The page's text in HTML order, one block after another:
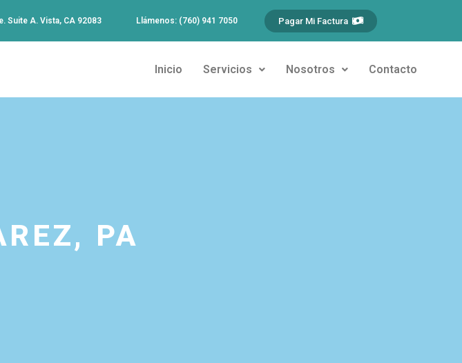
Suite A. Vista, CA 92083 Llámenos: (760) 941 7050 Pagar Mi Factura
Inicio Servicios Nosotros Contacto
PA